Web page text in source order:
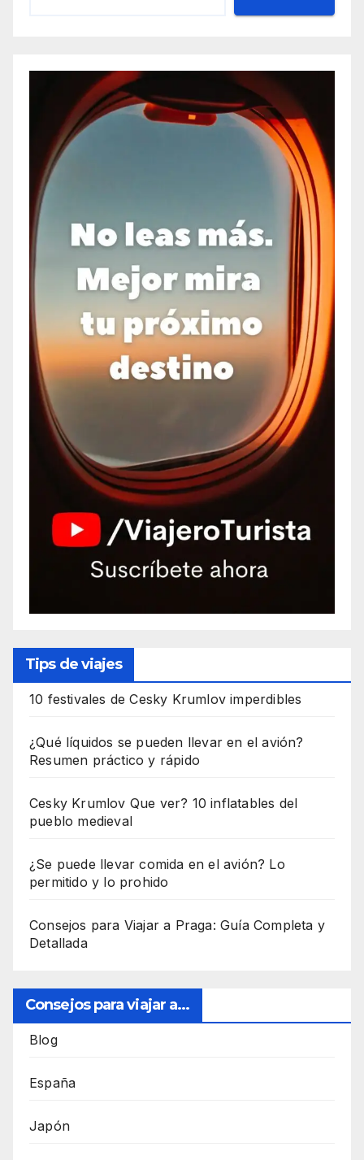
Tips de viajes
10 festivales de Cesky Krumlov imperdibles
¿Qué líquidos se pueden llevar en el avión?
Resumen práctico y rápido
Cesky Krumlov Que ver? 10 inflatables del
pueblo medieval
¿Se puede llevar comida en el avión? Lo
permitido y lo prohido
Consejos para Viajar a Praga: Guía Completa y
Detallada
Consejos para viajar a...
Blog
España
Japón